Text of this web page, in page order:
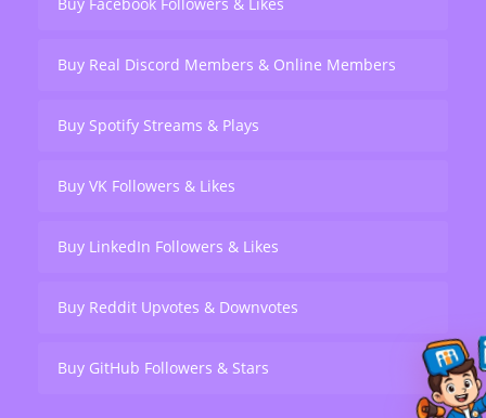
Buy Facebook Followers & Likes
Buy Real Discord Members & Online Members
Buy Spotify Streams & Plays
Buy VK Followers & Likes
Buy LinkedIn Followers & Likes
Buy Reddit Upvotes & Downvotes
Buy GitHub Followers & Stars